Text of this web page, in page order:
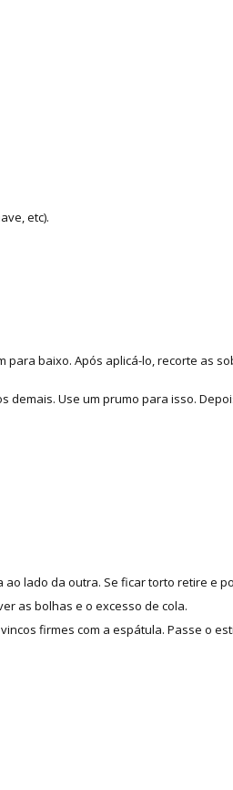
etc).
baixo. Após aplicá-lo, recorte as
Use um prumo para isso.
lado da outra. Se ficar torto retire e
as bolhas e o excesso de cola.
firmes com a espátula. Passe o